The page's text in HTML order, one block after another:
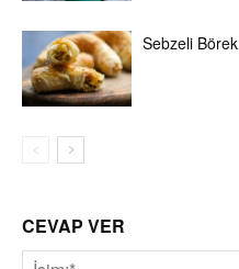
Sebzeli Börek
CEVAP VER